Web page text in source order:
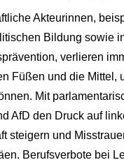
Akteurinnen,
Bildung sowie
verlieren
Füßen und die Mittel,
Mit
AfD den Druck auf
steigern und
Berufsverbote bei